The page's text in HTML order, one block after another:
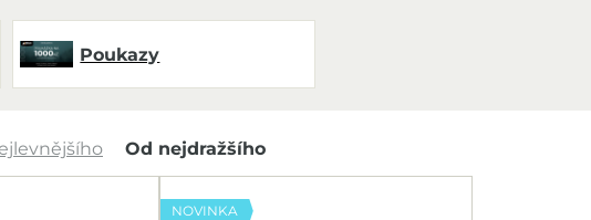
Poukazy
Od nejdražšího
NOVINKA